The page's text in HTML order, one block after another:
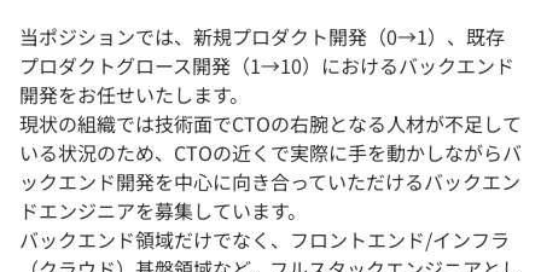
当ポジションでは、新規プロダクト開発（0→1）、既存
プロダクトグロース開発（1→10）におけるバックエンド
開発をお任せいたします。
現状の組織では技術面でCTOの右腕となる人材が不足して
いる状況のため、CTOの近くで実際に手を動かしながらバ
ックエンド開発を中心に向き合っていただけるバックエン
ドエンジニアを募集しています。
バックエンド領域だけでなく、フロントエンド/インフラ